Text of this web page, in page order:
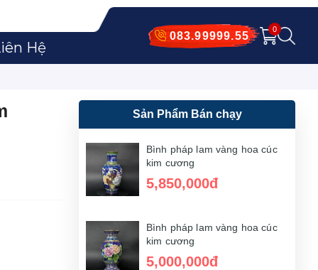
083.99999.55
0
Hệ
Sản Phẩm Bán chạy
Bình pháp lam vàng hoa cúc
kim cương
5,850,000đ
Bình pháp lam vàng hoa cúc
kim cương
5,000,000đ